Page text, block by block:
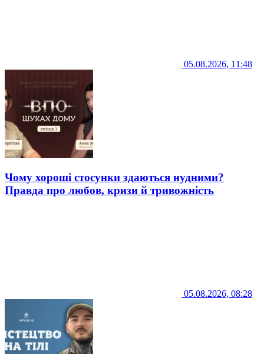
05.08.2026, 11:48
Чому хороші стосунки здаються нудними?
Правда про любов, кризи й тривожність
05.08.2026, 08:28